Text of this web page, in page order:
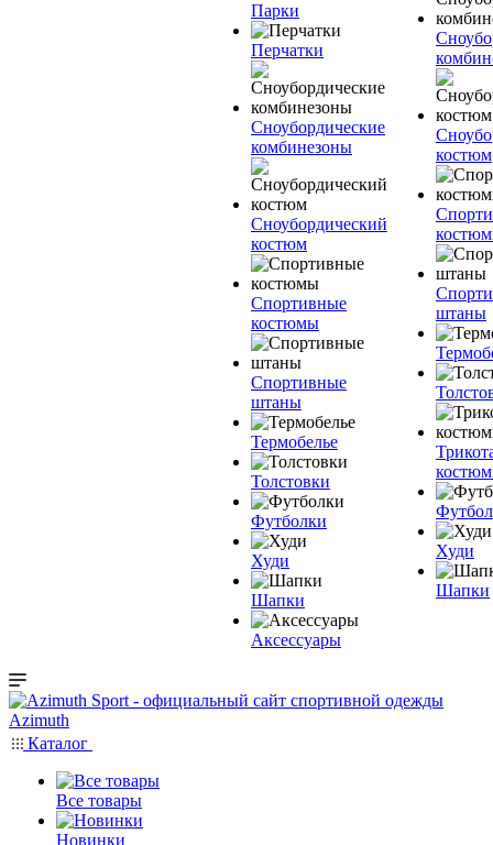
Парки
Перчатки
Сноубордические
комбинезоны
Сноубордический
костюм
Спортивные
костюмы
Спортивные
штаны
Термобелье
Толстовки
Футболки
Худи
Шапки
Аксессуары
костюм
штаны
Худи
Шапки
Каталог
Все товары
Новинки